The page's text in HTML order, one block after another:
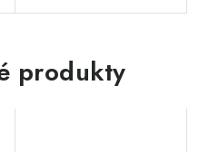
produkty